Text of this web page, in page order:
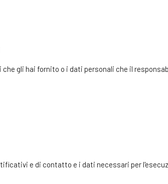
gli hai fornito o i dati personali che il
e di contatto e i dati necessari per